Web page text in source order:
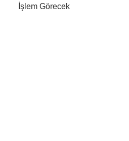
İşlem Görecek